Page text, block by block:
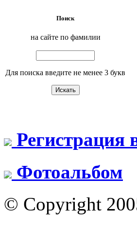
Поиск
на сайте по фамилии
Для поиска введите не менее 3 букв
Регистрация
Фотоальбом
© Copyright